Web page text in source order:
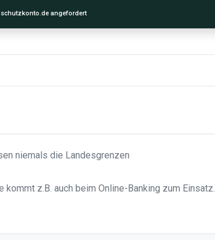
angefordert
niemals die Landesgrenzen
z.B. auch beim Online-Banking zum Einsatz.